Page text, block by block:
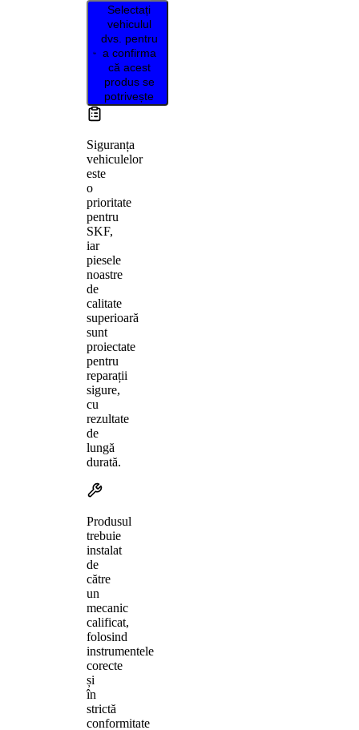
Selectați
vehiculul
dvs. pentru
a confirma
că acest
produs se
potrivește
Siguranța
vehiculelor
este
o
prioritate
pentru
SKF,
iar
piesele
noastre
de
calitate
superioară
sunt
proiectate
pentru
reparații
sigure,
cu
rezultate
de
lungă
durată.
Produsul
trebuie
instalat
de
către
un
mecanic
calificat,
folosind
instrumentele
corecte
și
în
strictă
conformitate